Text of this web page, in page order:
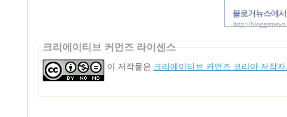
블로거뉴스에
http://
크리에이티브 커먼즈 라이센스
이 저작물은 크리에이티브 커먼즈 코리아 저작